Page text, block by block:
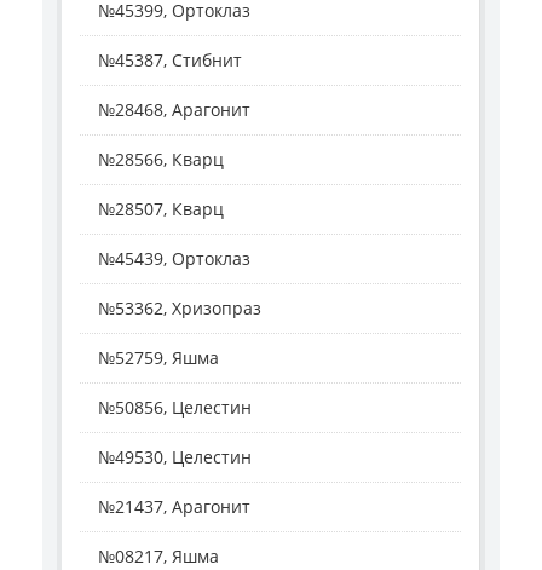
№45399, Ортоклаз
№45387, Стибнит
№28468, Арагонит
№28566, Кварц
№28507, Кварц
№45439, Ортоклаз
№53362, Хризопраз
№52759, Яшма
№50856, Целестин
№49530, Целестин
№21437, Арагонит
№08217, Яшма